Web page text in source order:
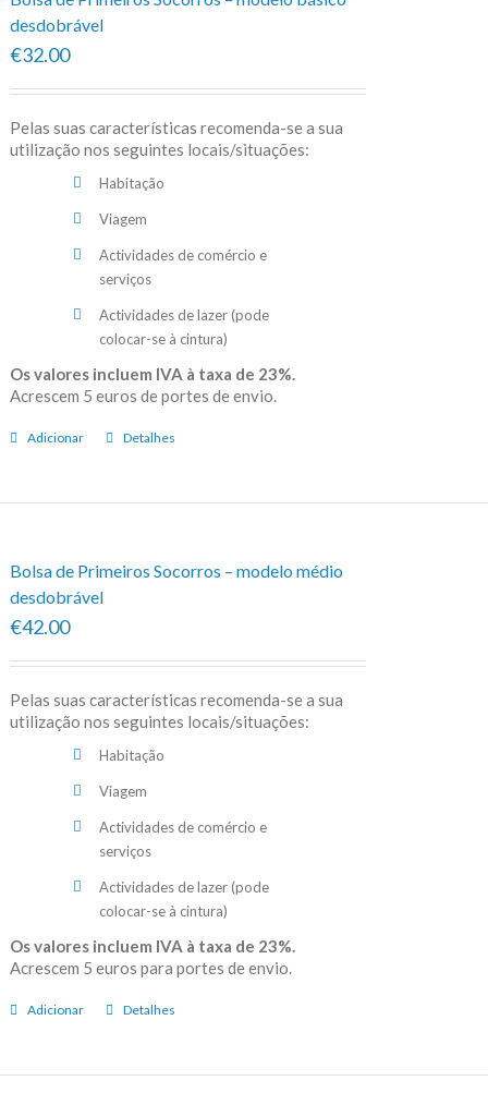
desdobrável
€32.00
Pelas suas características recomenda-se a sua
utilização nos seguintes locais/situações:
Habitação
Viagem
Actividades de comércio e
serviços
Actividades de lazer (pode
colocar-se à cintura)
Os valores incluem IVA à taxa de 23%.
Acrescem 5 euros de portes de envio.
Adicionar Detalhes
Bolsa de Primeiros Socorros – modelo médio
desdobrável
€42.00
Pelas suas características recomenda-se a sua
utilização nos seguintes locais/situações:
Habitação
Viagem
Actividades de comércio e
serviços
Actividades de lazer (pode
colocar-se à cintura)
Os valores incluem IVA à taxa de 23%.
Acrescem 5 euros para portes de envio.
Adicionar Detalhes